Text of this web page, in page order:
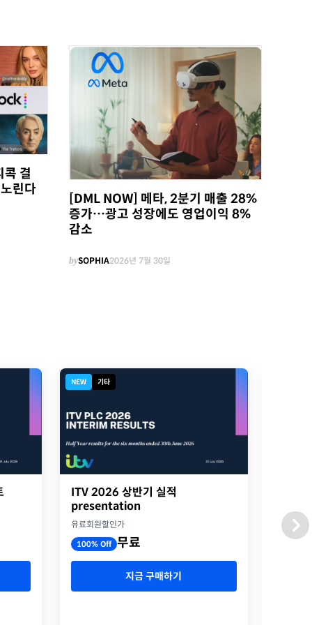
콕 결
린다
[DML NOW] 메타, 2분기 매출 28%
증가…광고 성장에도 영업이익 8%
감소
bySOPHIA2026년 7월 30일
NEW 기타
ITV 2026 상반기 실적
presentation
유료회원할인가
100% Off 무료
지금 구매하기
유료회원